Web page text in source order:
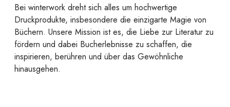
Bei winterwork dreht sich alles um hochwertige
Druckprodukte, insbesondere die einzigarte Magie von
Büchern. Unsere Mission ist es, die Liebe zur Literatur zu
fördern und dabei Bucherlebnisse zu schaffen, die
inspirieren, berühren und über das Gewöhnliche
hinausgehen.